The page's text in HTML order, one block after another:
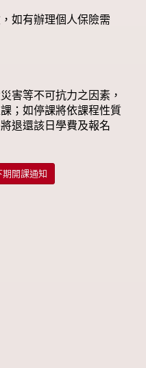
如有辦理個人保險需
害等不可抗力之因素，
；如停課將依課程性質
退還該日學費及報名
開課通知